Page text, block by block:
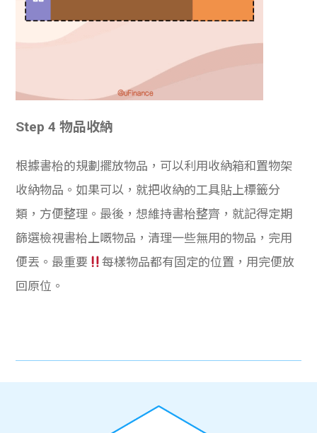
Step 4 物品收納
根據書枱的規劃擺放物品，可以利用收納箱和置物架
收納物品。如果可以，就把收納的工具貼上標籤分
類，方便整理。 最後，想維持書枱整齊，就記得定期
篩選檢視書枱上嘅物品，清理一些無用的物品，完用
便丟。最重要
每樣物品都有固定的位置，用完便放
回原位。